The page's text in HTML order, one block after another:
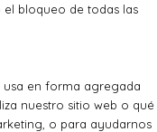
bloqueo de todas las
usa en forma agregada
nuestro sitio web o qué
o para ayudarnos